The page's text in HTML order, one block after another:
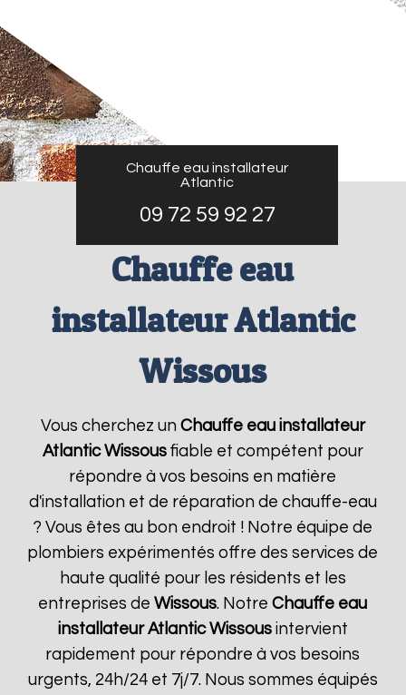
Chauffe eau installateur
Atlantic
09 72 59 92 27
Chauffe eau
installateur Atlantic
Wissous
Vous cherchez un Chauffe eau installateur
Atlantic Wissousfiable et compétent pour
répondre à vos besoins en matière
d'installation et de réparation de chauffe-eau
? Vous êtes au bon endroit ! Notre équipe de
plombiers expérimentés offre des services de
haute qualité pour les résidents et les
entreprises deWissous. NotreChauffe eau
installateur Atlantic Wissousintervient
rapidement pour répondre à vos besoins
urgents, 24h/24 et 7j/7. Nous sommes équipés